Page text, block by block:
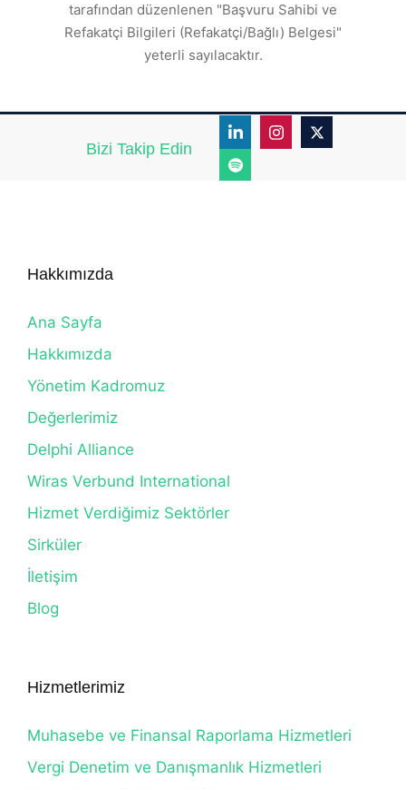
tarafından düzenlenen "Başvuru Sahibi ve
Refakatçi Bilgileri (Refakatçi/Bağlı) Belgesi"
yeterli sayılacaktır.
Bizi Takip Edin
Hakkımızda
Ana Sayfa
Hakkımızda
Yönetim Kadromuz
Değerlerimiz
Delphi Alliance
Wiras Verbund International
Hizmet Verdiğimiz Sektörler
Sirküler
İletişim
Blog
Hizmetlerimiz
Muhasebe ve Finansal Raporlama Hizmetleri
Vergi Denetim ve Danışmanlık Hizmetleri